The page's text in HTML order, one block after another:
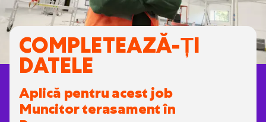
COMPLETEAZĂ-ȚI
DATELE
Aplică pentru acest job
Muncitor terasament în